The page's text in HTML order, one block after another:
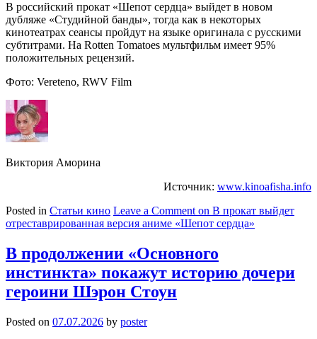
В российский прокат «Шепот сердца» выйдет в новом
дубляже «Студийной банды», тогда как в некоторых
кинотеатрах сеансы пройдут на языке оригинала с русскими
субтитрами. На Rotten Tomatoes мультфильм имеет 95%
положительных рецензий.
Фото: Vereteno, RWV Film
Виктория Аморина
Источник: www.kinoafisha.info
Posted in Статьи кино Leave a Comment on В прокат выйдет
отреставрированная версия аниме «Шепот сердца»
В продолжении «Основного
инстинкта» покажут историю дочери
героини Шэрон Стоун
Posted on 07.07.2026 by poster